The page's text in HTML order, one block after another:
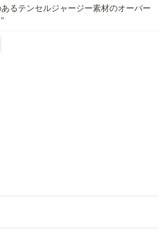
るテンセルジャージー素材のオーバー